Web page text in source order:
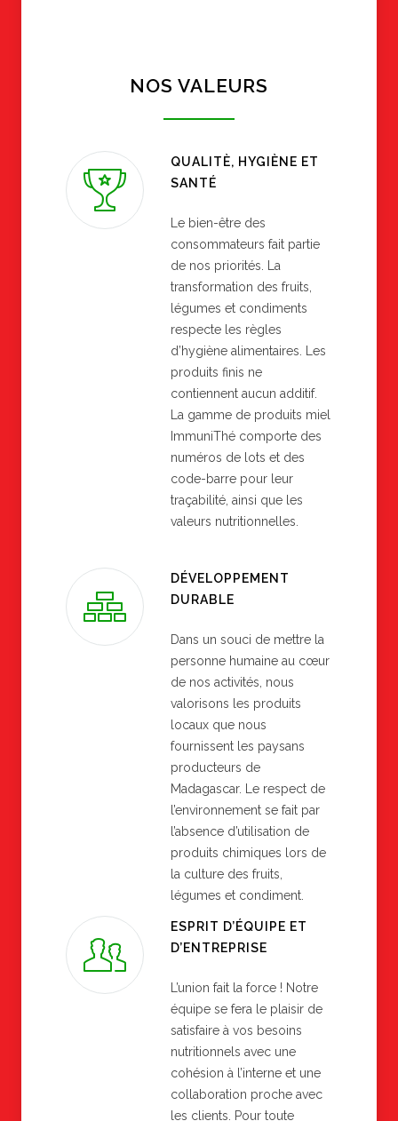
NOS VALEURS
QUALITÈ, HYGIÈNE ET
SANTÉ
Le bien-être des
consommateurs fait partie
de nos priorités. La
transformation des fruits,
légumes et condiments
respecte les règles
d’hygiène alimentaires. Les
produits finis ne
contiennent aucun additif.
La gamme de produits miel
ImmuniThé comporte des
numéros de lots et des
code-barre pour leur
traçabilité, ainsi que les
valeurs nutritionnelles.
DÉVELOPPEMENT
DURABLE
Dans un souci de mettre la
personne humaine au cœur
de nos activités, nous
valorisons les produits
locaux que nous
fournissent les paysans
producteurs de
Madagascar. Le respect de
l’environnement se fait par
l’absence d’utilisation de
produits chimiques lors de
la culture des fruits,
légumes et condiment.
ESPRIT D’ÉQUIPE ET
D’ENTREPRISE
L’union fait la force ! Notre
équipe se fera le plaisir de
satisfaire à vos besoins
nutritionnels avec une
cohésion à l’interne et une
collaboration proche avec
les clients. Pour toute